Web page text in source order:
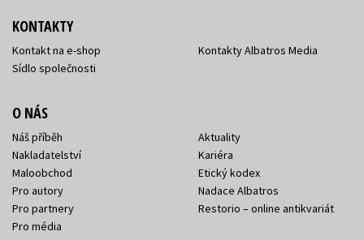
KONTAKTY
Kontakt na e-shop
Sídlo společnosti
Kontakty Albatros Media
O NÁS
Náš příběh
Nakladatelství
Maloobchod
Pro autory
Pro partnery
Pro média
Aktuality
Kariéra
Etický kodex
Nadace Albatros
Restorio – online antikvariát